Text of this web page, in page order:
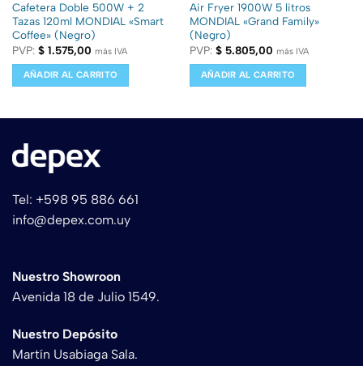
Cafetera Doble 500W + 2
Tazas 120ml MONDIAL «Smart
Coffee» (Negro)
PVP: $1.575,00 más IVA
AÑADIR AL CARRITO
Air Fryer 1900W 5 litros
MONDIAL «Grand Family»
(Negro)
PVP: $5.805,00 más IVA
AÑADIR AL CARRITO
Tel: +598 95 886 661
info@depex.com.uy
Nuestro Showroon
Avenida 18 de Julio 1549.
Nuestro Depósito
Martín Usabiaga Sala.